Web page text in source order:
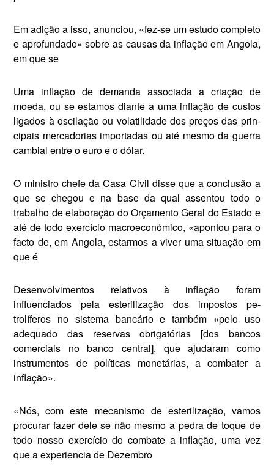
Em adição a isso, anunciou, «fez-se um estudo completo
e aprofundado» sobre as causas da inflação em Angola,
em que se
Uma inflação de demanda asso­ciada a criação de
moeda, ou se estamos diante a uma inflação de custos
ligados à oscilação ou volatilidade dos preços das prin­
cipais mercadorias importadas ou até mesmo da guerra
cambial entre o euro e o dólar.
O ministro chefe da Casa Ci­vil disse que a conclusão a
que se chegou e na base da qual as­sentou todo o
trabalho de ela­boração do Orçamento Geral do Estado e
até de todo exercício macroeconómico, «apontou para o
facto de, em Angola, estarmos a viver uma situação em
que é
Desenvolvimentos relativos à in­flação foram
influenciados pela esterilização dos impostos pe­
trolíferos no sistema bancário e também «pelo uso
adequado das reservas obrigatórias [dos bancos
comerciais no banco central], que ajudaram como
instrumentos de políticas monetárias, a combater a
inflação».
«Nós, com este mecanismo de esterilização, vamos
procurar fazer dele se não mesmo a pedra de toque de
todo nosso exercício do combate a inflação, uma vez
que a experiencia de Dezembro